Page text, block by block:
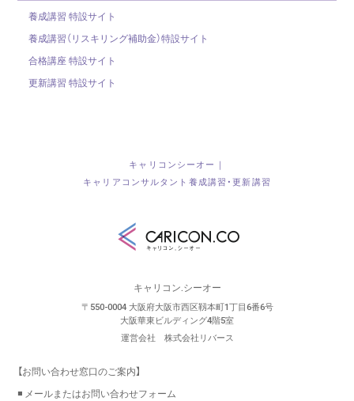
養成講習 特設サイト
養成講習（リスキリング補助金）特設サイト
合格講座 特設サイト
更新講習 特設サイト
キャリコンシーオー｜
キャリアコンサルタント養成講習・更新講習
キャリコン.シーオー
〒550-0004 大阪府大阪市西区靱本町1丁目6番6号
大阪華東ビルディング4階5室
運営会社 株式会社リバース
【お問い合わせ窓口のご案内】
◾️ メールまたはお問い合わせフォーム